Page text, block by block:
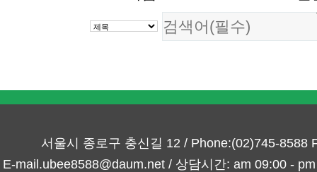
서울시 종로구 충신길 12 / Phone:(02)745-8588
E-mail.ubee8588@daum.net / 상담시간: am 09:00 -